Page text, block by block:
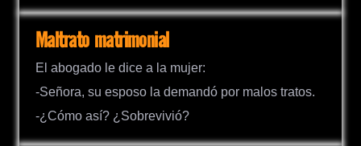
Maltrato matrimonial
El abogado le dice a la mujer:
-Señora, su esposo la demandó por malos tratos.
-¿Cómo así? ¿Sobrevivió?